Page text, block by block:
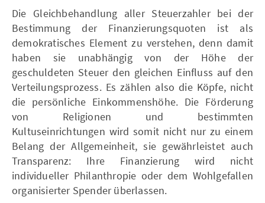
Die Gleichbehandlung aller Steuerzahler bei der
Bestimmung der Finanzierungsquoten ist als
demokratisches Element zu verstehen, denn damit
haben sie unabhängig von der Höhe der
geschuldeten Steuer den gleichen Einfluss auf den
Verteilungsprozess. Es zählen also die Köpfe, nicht
die persönliche Einkommenshöhe. Die Förderung
von Religionen und bestimmten
Kultuseinrichtungen wird somit nicht nur zu einem
Belang der Allgemeinheit, sie gewährleistet auch
Transparenz: Ihre Finanzierung wird nicht
individueller Philanthropie oder dem Wohlgefallen
organisierter Spender überlassen.